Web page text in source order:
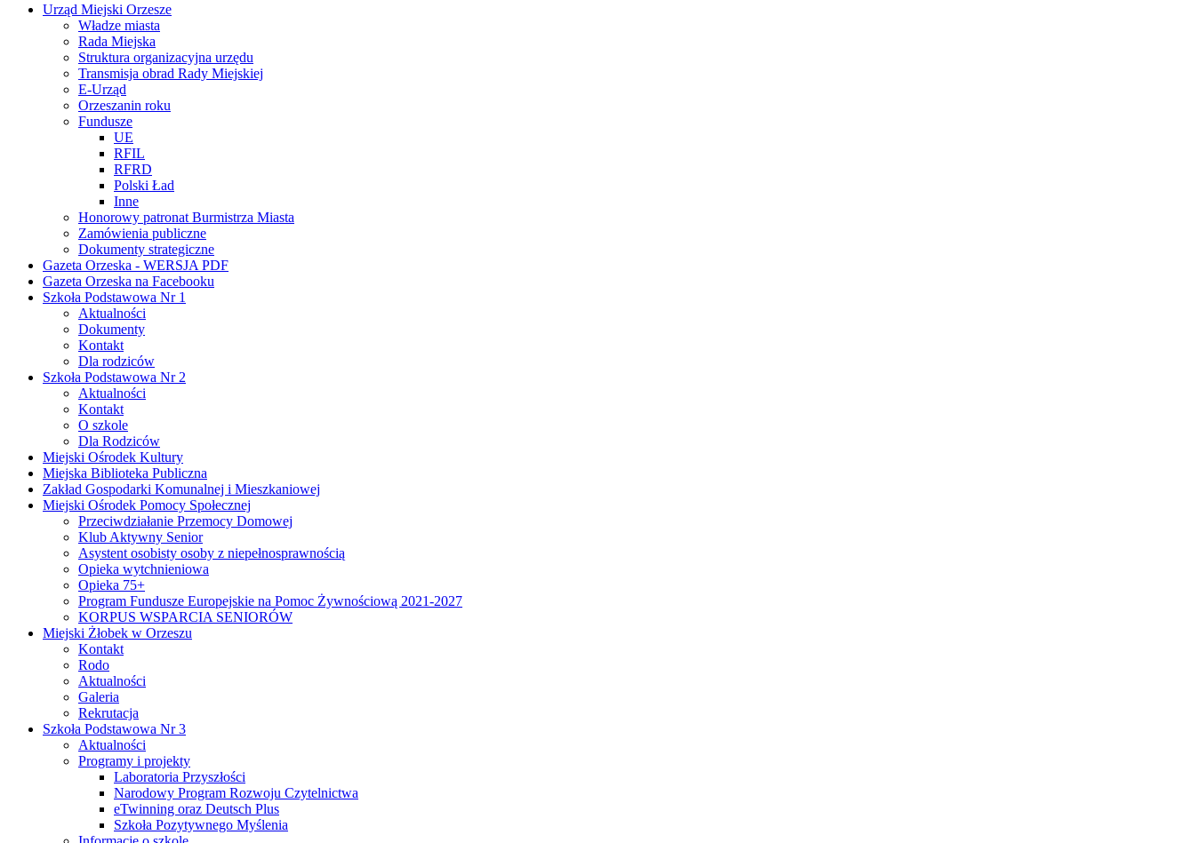
Urząd Miejski Orzesze
Władze miasta
Rada Miejska
Struktura organizacyjna urzędu
Transmisja obrad Rady Miejskiej
E-Urząd
Orzeszanin roku
Fundusze
UE
RFIL
RFRD
Polski Ład
Inne
Honorowy patronat Burmistrza Miasta
Zamówienia publiczne
Dokumenty strategiczne
Gazeta Orzeska - WERSJA PDF
Gazeta Orzeska na Facebooku
Szkoła Podstawowa Nr 1
Aktualności
Dokumenty
Kontakt
Dla rodziców
Szkoła Podstawowa Nr 2
Aktualności
Kontakt
O szkole
Dla Rodziców
Miejski Ośrodek Kultury
Miejska Biblioteka Publiczna
Zakład Gospodarki Komunalnej i Mieszkaniowej
Miejski Ośrodek Pomocy Społecznej
Przeciwdziałanie Przemocy Domowej
Klub Aktywny Senior
Asystent osobisty osoby z niepełnosprawnością
Opieka wytchnieniowa
Opieka 75+
Program Fundusze Europejskie na Pomoc Żywnościową 2021-2027
KORPUS WSPARCIA SENIORÓW
Miejski Żłobek w Orzeszu
Kontakt
Rodo
Aktualności
Galeria
Rekrutacja
Szkoła Podstawowa Nr 3
Aktualności
Programy i projekty
Laboratoria Przyszłości
Narodowy Program Rozwoju Czytelnictwa
eTwinning oraz Deutsch Plus
Szkoła Pozytywnego Myślenia